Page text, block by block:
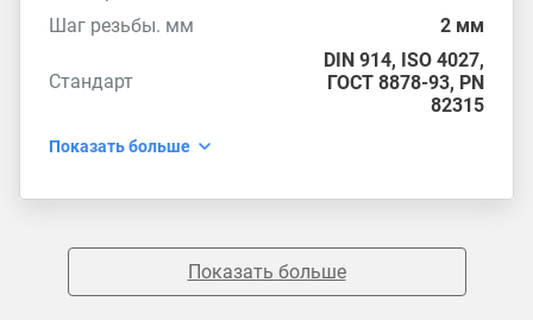
Шаг резьбы. мм
2 мм
Стандарт
DIN 914, ISO 4027,
ГОСТ 8878-93, PN
82315
Показать больше
Показать больше